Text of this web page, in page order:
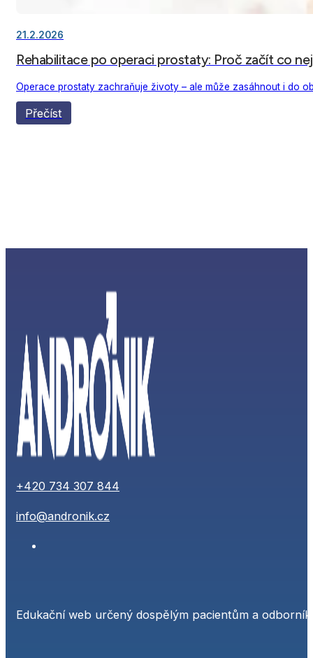
21.2.2026
Rehabilitace po operaci prostaty: Proč začít co
Operace prostaty zachraňuje životy – ale může zasáhnout i do
Přečíst
+420 734 307 844
info@andronik.cz
Edukační web určený dospělým pacientům a